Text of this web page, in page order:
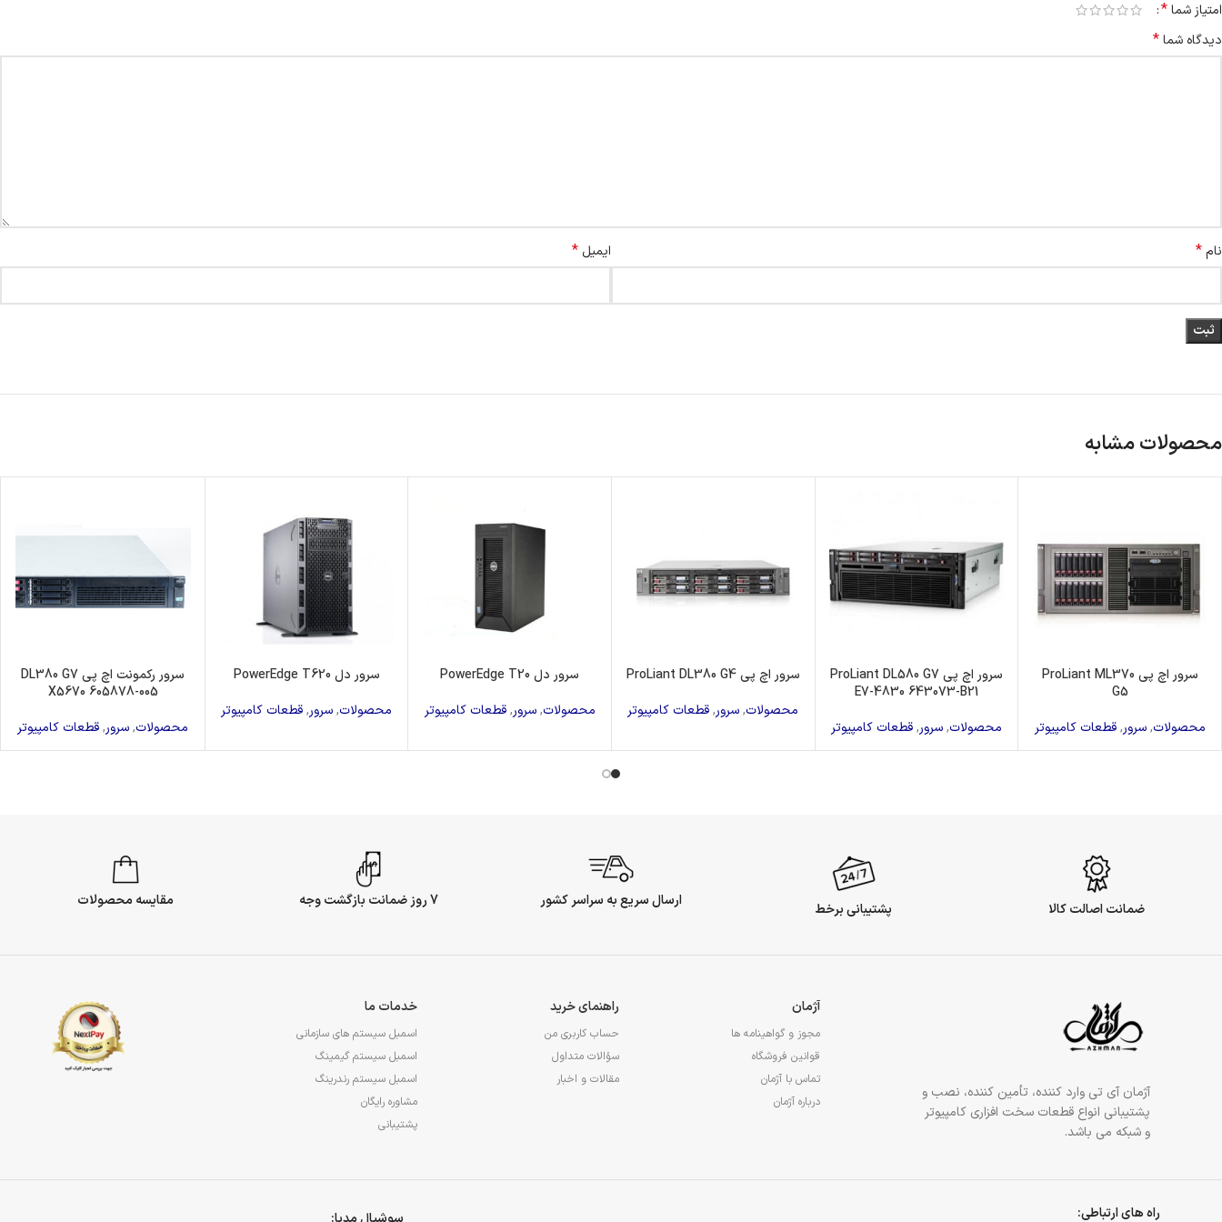
امتیاز شما*
دیدگاه شما*
نام* ایمیل *
محصولات مشابه
سرور اچ پی ProLiant ML370
G5
محصولات,سرور,قطعات کامپیوتر
سرور اچ پی ProLiant DL580 G7
E7-4830 643073-B21
محصولات,سرور,قطعات کامپیوتر
سرور اچ پی ProLiant DL380 G4
محصولات,سرور,قطعات کامپیوتر
سرور دل PowerEdge T20
محصولات,سرور,قطعات کامپیوتر
سرور دل PowerEdge T620
محصولات,سرور,قطعات کامپیوتر
سرور رکمونت اچ پی DL380 G7
X5670 605878-005
محصولات,سرور,قطعات کامپیوتر
ضمانت اصالت کالا پشتیبانی برخط ارسال سریع به سراسر کشور 7 روز ضمانت بازگشت وجه مقایسه محصولات
آژمان آی تی وارد کننده، تأمین کننده، نصب و
پشتیبانی انواع قطعات سخت افزاری کامپیوتر
و شبکه می باشد.
آژمان
مجوز و گواهینامه ها
قوانین فروشگاه
تماس با آژمان
درباره آژمان
راهنمای خرید
حساب کاربری من
سؤالات متداول
مقالات و اخبار
خدمات ما
اسمبل سیستم های سازمانی
اسمبل سیستم گیمینگ
اسمبل سیستم رندرینگ
مشاوره رایگان
پشتیبانی
راه های ارتباطی: